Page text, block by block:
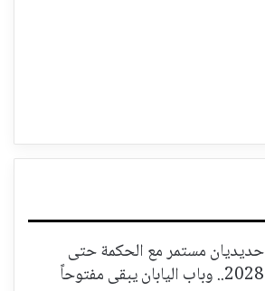
حديديان مستمر مع الحكمة حتى
2028.. وباب اليابان يبقى مفتوحاً